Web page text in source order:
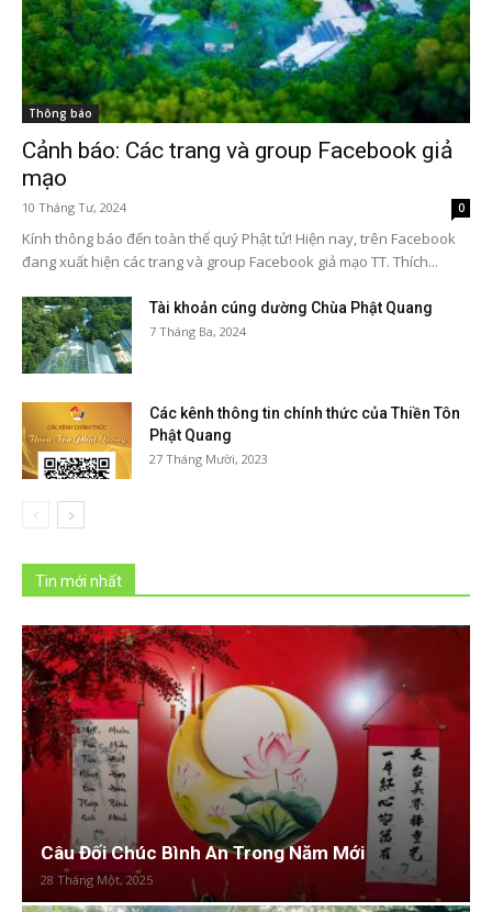
Thông báo
Cảnh báo: Các trang và group Facebook giả
mạo
10 Tháng Tư, 2024 0
Kính thông báo đến toàn thể quý Phật tử! Hiện nay, trên Facebook
đang xuất hiện các trang và group Facebook giả mạo TT. Thích...
Tài khoản cúng dường Chùa Phật Quang
7 Tháng Ba, 2024
Các kênh thông tin chính thức của Thiền Tôn
Phật Quang
27 Tháng Mười, 2023
Tin mới nhất
Câu Đối Chúc Bình An Trong Năm Mới
28 Tháng Một, 2025